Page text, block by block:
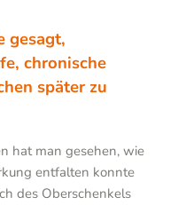
gesagt,
chronische
später zu
hat man gesehen, wie
entfalten konnte
des Oberschenkels